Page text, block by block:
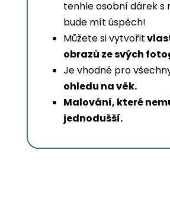
tenhle osobní dárek s
bude mít úspěch!
Můžete si vytvořit
obrazů ze svých
Je vhodné pro
ohledu na věk.
Malování, které
jednodušší.